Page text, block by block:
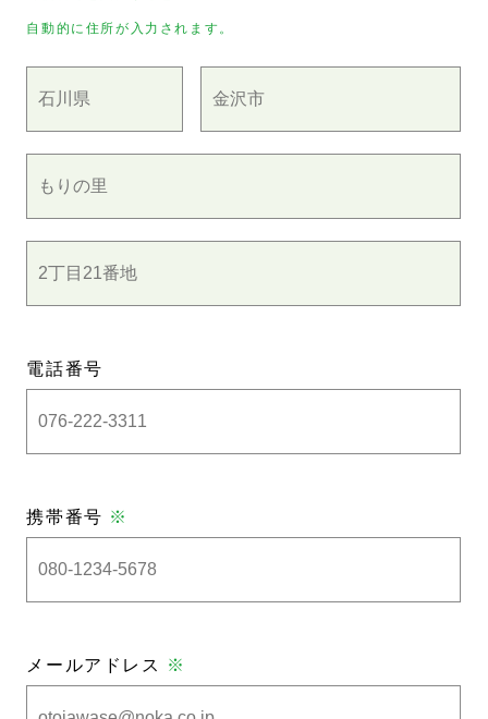
自動的に住所が入力されます。
電話番号
携帯番号 ※
メールアドレス ※